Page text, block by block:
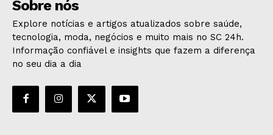
Sobre nós
Explore notícias e artigos atualizados sobre saúde,
tecnologia, moda, negócios e muito mais no SC 24h.
Informação confiável e insights que fazem a diferença
no seu dia a dia